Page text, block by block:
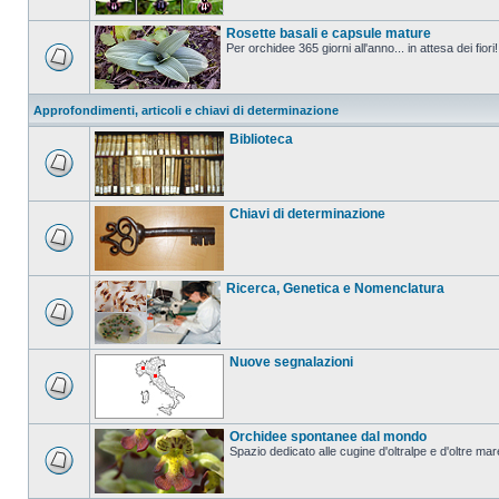
Rosette basali e capsule mature
Per orchidee 365 giorni all'anno... in attesa dei fiori!
Approfondimenti, articoli e chiavi di determinazione
Biblioteca
Chiavi di determinazione
Ricerca, Genetica e Nomenclatura
Nuove segnalazioni
Orchidee spontanee dal mondo
Spazio dedicato alle cugine d'oltralpe e d'oltre